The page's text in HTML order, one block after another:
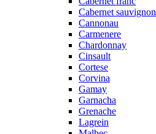
Cabernet sauvignon
Cannonau
Carmenere
Chardonnay
Cinsault
Cortese
Corvina
Gamay
Garnacha
Grenache
Lagrein